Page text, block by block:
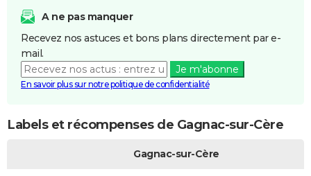
A ne pas manquer
Recevez nos astuces et bons plans directement par e-
mail.
Je m'abonne
En savoir plus sur notre politique de confidentialité
Labels et récompenses de Gagnac-sur-Cère
Gagnac-sur-Cère